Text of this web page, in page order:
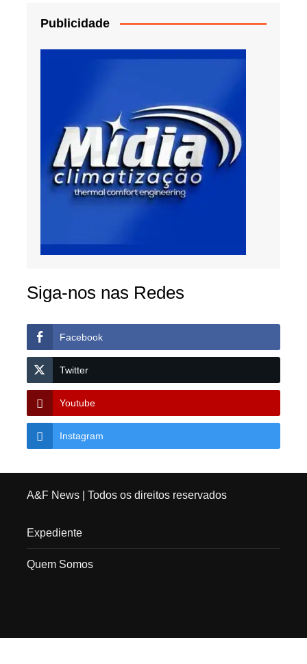
Publicidade
Siga-nos nas Redes
Facebook
Twitter
Youtube
Instagram
A&F News| Todos os direitos reservados
Expediente
Quem Somos